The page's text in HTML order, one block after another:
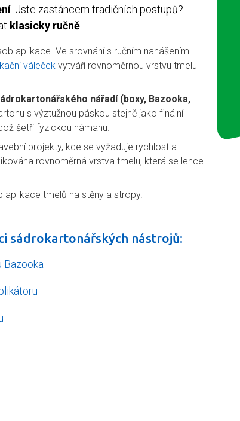
. Jste zastáncem tradičních postupů?
klasicky ručně.
aplikace. Ve srovnání s ručním nanášením
váleček vytváří rovnoměrnou vrstvu tmelu
nářadí (boxy, Bazooka,
s výztužnou páskou stejně jako finální
šetří fyzickou námahu.
projekty, kde se vyžaduje rychlost a
rovnoměrná vrstva tmelu, která se lehce
tmelů na stěny a stropy.
sádrokartonářských nástrojů:
Bazooka